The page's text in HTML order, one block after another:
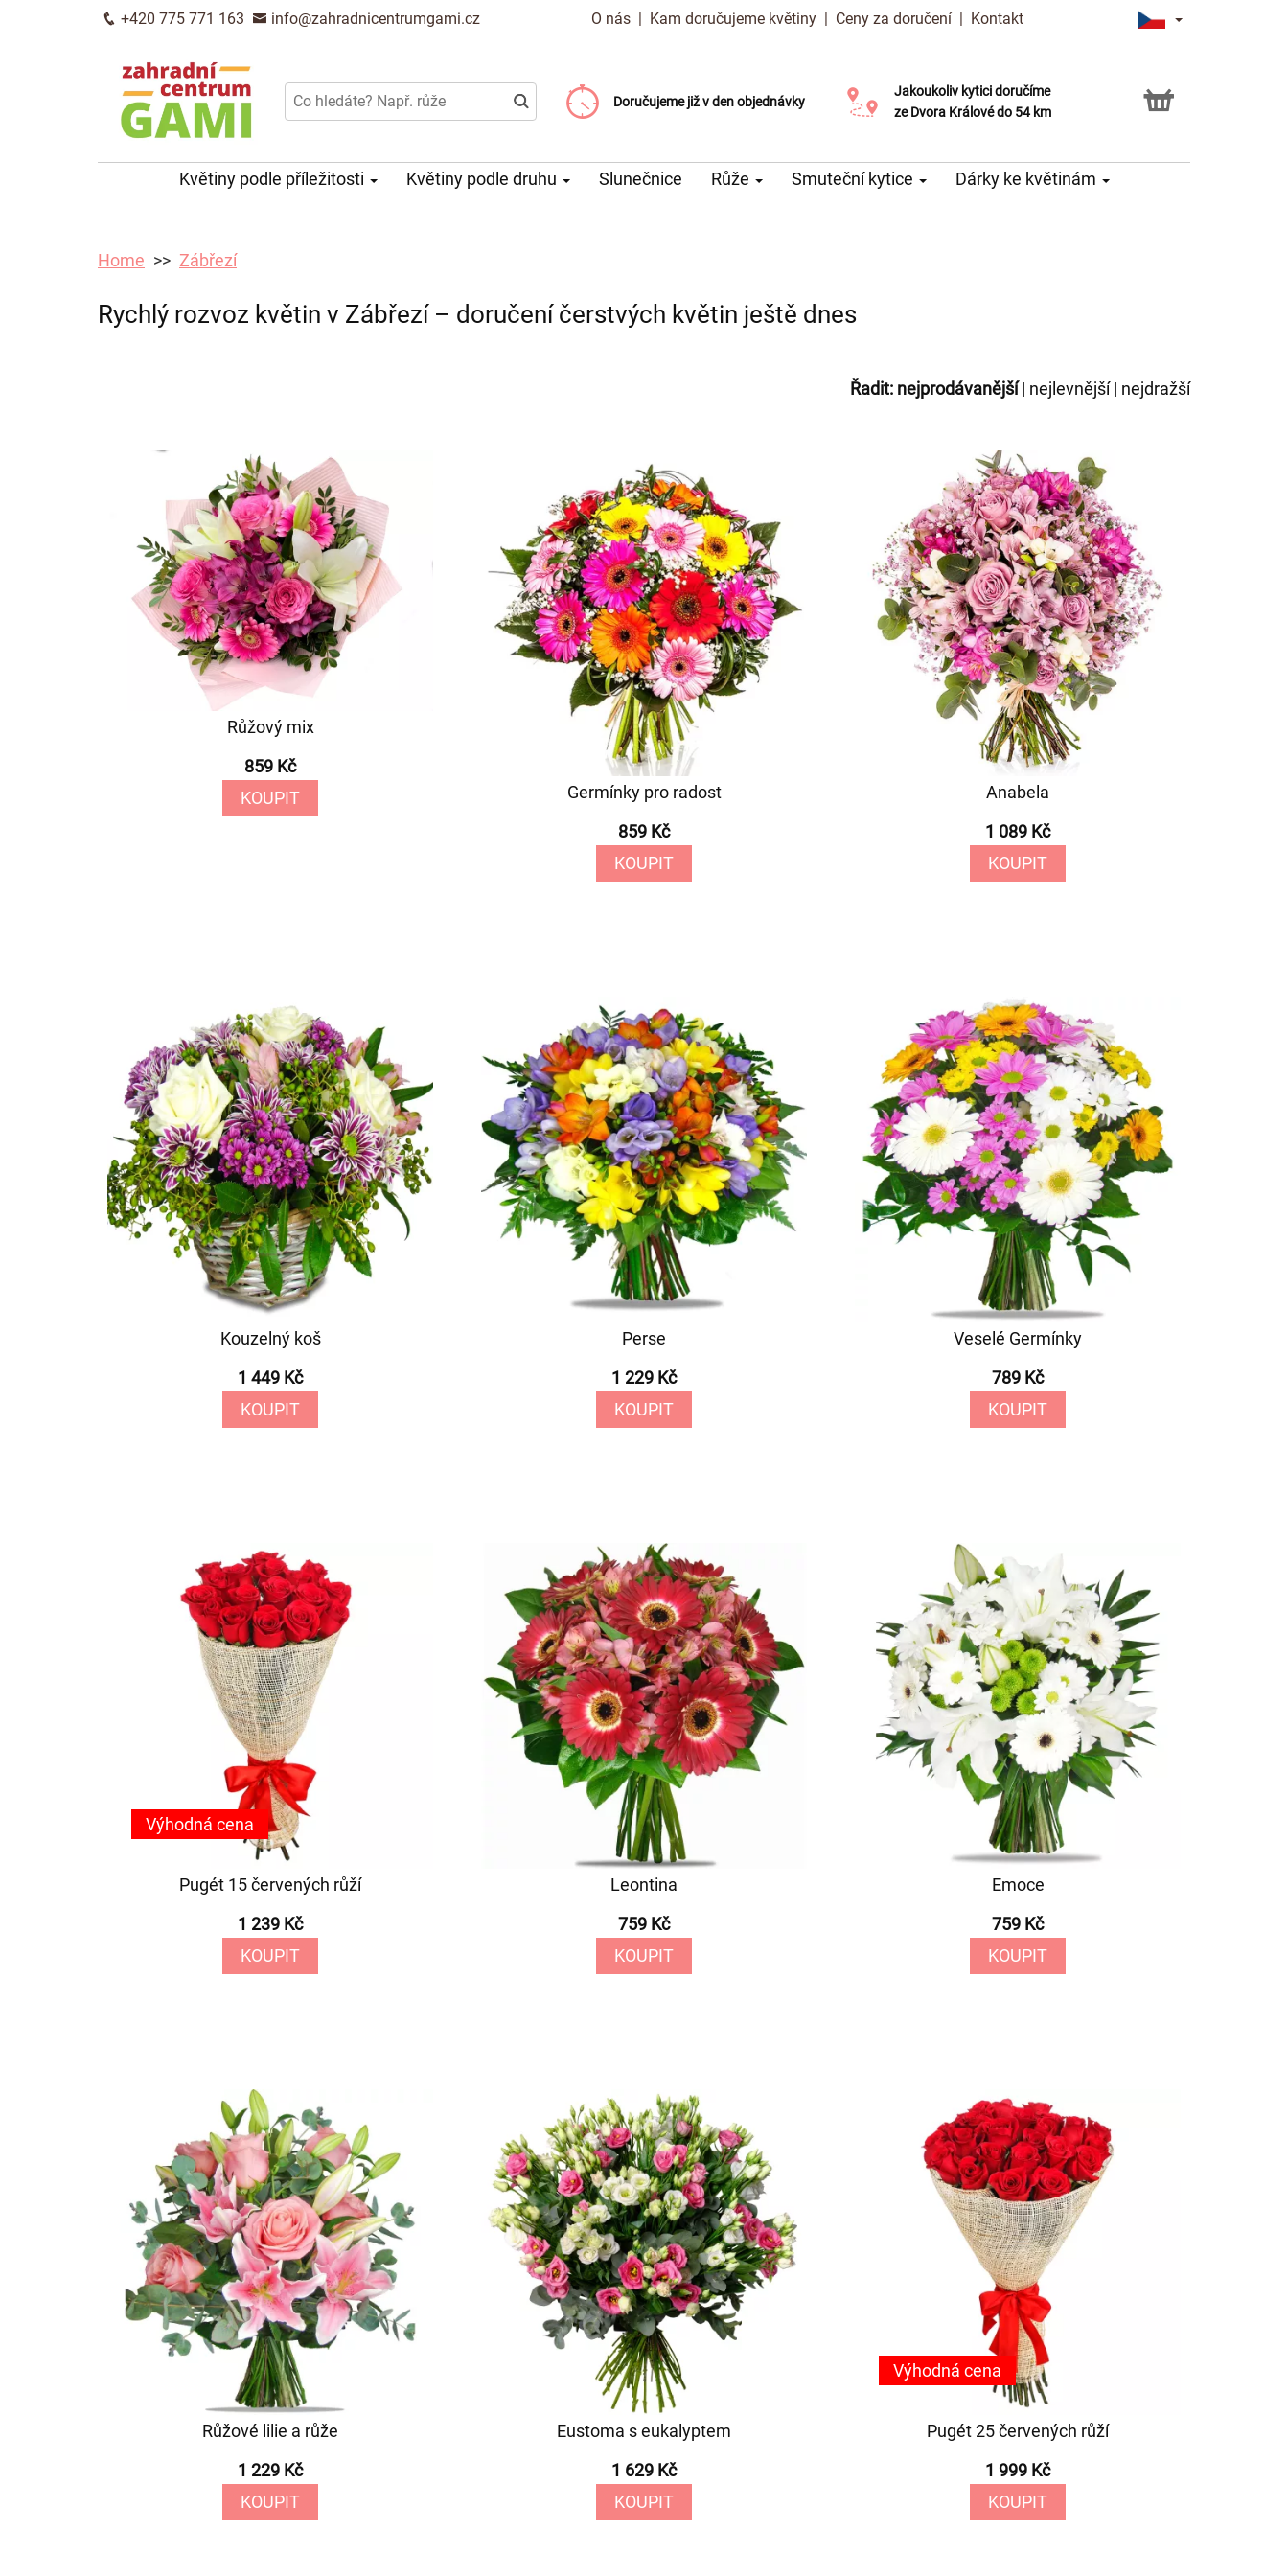
+420 775 771 163 info@zahradnicentrumgami.cz O nás | Kam doručujeme květiny | Ceny za doručení | Kontakt
Doručujeme již v den objednávky
Doručujeme již od 99 Kč
Možný výběr času a dne doručení
Jakoukoliv kytici doručíme
ze Dvora Králové do 54 km
Možnost vyzvednout v naší květince
Květiny podle příležitosti Květiny podle druhu Slunečnice Růže Smuteční kytice Dárky ke květinám
Home Zábřezí
Rychlý rozvoz květin v Zábřezí – doručení čerstvých květin ještě dnes
Řadit: nejprodávanější| nejlevnější| nejdražší
Růžový mix
859 Kč
KOUPIT
Germínky pro radost
859 Kč
KOUPIT
Anabela
1 089 Kč
KOUPIT
Kouzelný koš
1 449 Kč
KOUPIT
Perse
1 229 Kč
KOUPIT
Veselé Germínky
789 Kč
KOUPIT
Pugét 15 červených růží
1 239 Kč
KOUPIT
Výhodná cena
Leontina
759 Kč
KOUPIT
Emoce
759 Kč
KOUPIT
Růžové lilie a růže
1 229 Kč
KOUPIT
Eustoma s eukalyptem
1 629 Kč
KOUPIT
Pugét 25 červených růží
1 999 Kč
KOUPIT
Výhodná cena